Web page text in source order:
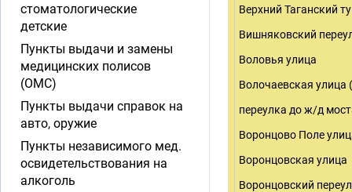
Верхний Таганский
Вишняковский
Воловья улица
Волочаевская улица
переулка до ж/д
Воронцово Поле
Воронцовская улица
Воронцовский
стоматологические
детские
Пункты выдачи и замены
медицинских полисов
(ОМС)
Пункты выдачи справок на
авто, оружие
Пункты независимого мед.
освидетельствования на
алкоголь